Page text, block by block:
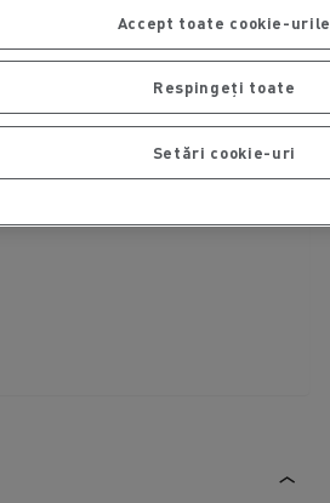
Accept toate cookie-urile
Respingeți toate
Setări cookie-uri